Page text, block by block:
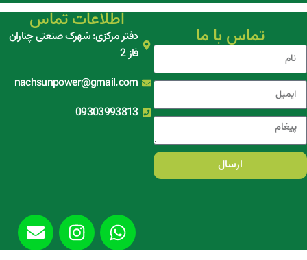
تماس با ما
ارسال
اطلاعات تماس
دفتر مرکزی: شهرک صنعتی چناران
فاز 2
nachsunpower@gmail.com
09303993813